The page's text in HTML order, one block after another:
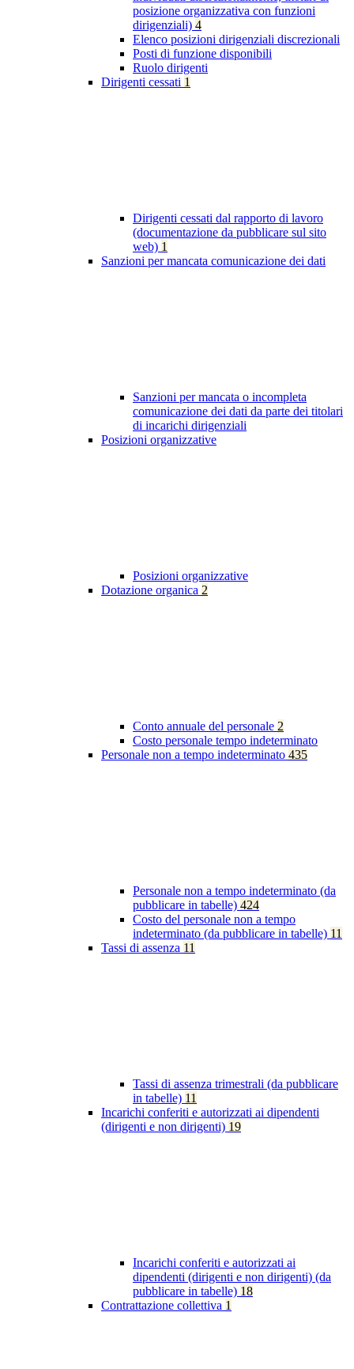
posizione organizzativa con funzioni
dirigenziali) 4
Elenco posizioni dirigenziali discrezionali
Posti di funzione disponibili
Ruolo dirigenti
Dirigenti cessati 1
Dirigenti cessati dal rapporto di lavoro
(documentazione da pubblicare sul sito
web) 1
Sanzioni per mancata comunicazione dei dati
Sanzioni per mancata o incompleta
comunicazione dei dati da parte dei titolari
di incarichi dirigenziali
Posizioni organizzative
Posizioni organizzative
Dotazione organica 2
Conto annuale del personale 2
Costo personale tempo indeterminato
Personale non a tempo indeterminato 435
Personale non a tempo indeterminato (da
pubblicare in tabelle) 424
Costo del personale non a tempo
indeterminato (da pubblicare in tabelle) 11
Tassi di assenza 11
Tassi di assenza trimestrali (da pubblicare
in tabelle) 11
Incarichi conferiti e autorizzati ai dipendenti
(dirigenti e non dirigenti) 19
Incarichi conferiti e autorizzati ai
dipendenti (dirigenti e non dirigenti) (da
pubblicare in tabelle) 18
Contrattazione collettiva 1